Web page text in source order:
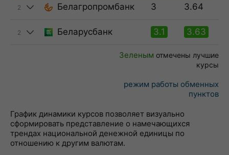
2 Белагропромбанк 3 3.64
2 Беларусбанк 3.1 3.63
Зеленым отмечены лучшие
курсы
режим работы обменных
пунктов
График динамики курсов позволяет визуально
сформировать представление о намечающихся
трендах национальной денежной единицы по
отношению к другим валютам.